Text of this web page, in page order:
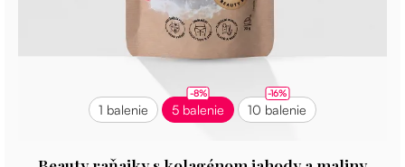
1 balenie 5 balenie
-8%
10 balenie
-16%